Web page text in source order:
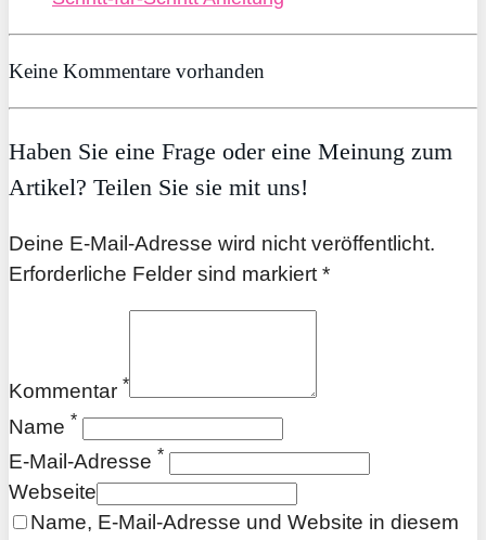
Keine Kommentare vorhanden
Haben Sie eine Frage oder eine Meinung zum
Artikel? Teilen Sie sie mit uns!
Deine E-Mail-Adresse wird nicht veröffentlicht.
Erforderliche Felder sind markiert *
Kommentar *
Name *
E-Mail-Adresse *
Webseite
Name, E-Mail-Adresse und Website in diesem